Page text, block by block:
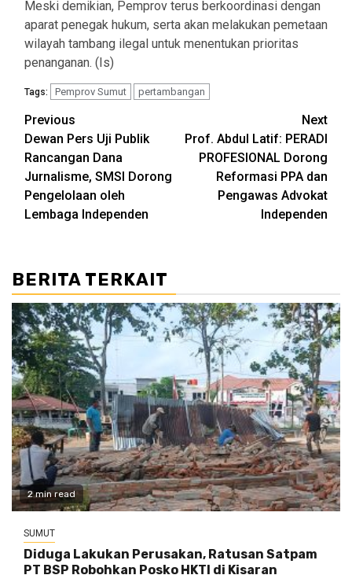
Meski demikian, Pemprov terus berkoordinasi dengan
aparat penegak hukum, serta akan melakukan pemetaan
wilayah tambang ilegal untuk menentukan prioritas
penanganan. (Is)
Tags: Pemprov Sumut pertambangan
Post
navigation
Previous
Dewan Pers Uji Publik
Rancangan Dana
Jurnalisme, SMSI Dorong
Pengelolaan oleh
Lembaga Independen
Next
Prof. Abdul Latif: PERADI
PROFESIONAL Dorong
Reformasi PPA dan
Pengawas Advokat
Independen
BERITA TERKAIT
2 min read
SUMUT
Diduga Lakukan Perusakan, Ratusan Satpam
PT BSP Robohkan Posko HKTI di Kisaran